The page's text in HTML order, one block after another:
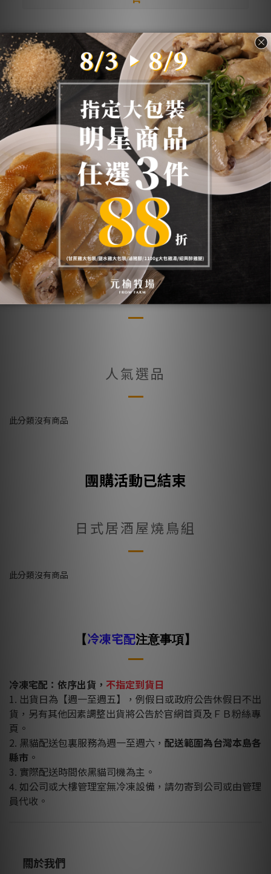
團購活動已結束
團購活動已結束
舒肥嫩雞胸任選6包$594、任選10包
$880
此分類沒有商品
團購活動已結束
人氣選品
此分類沒有商品
團購活動已結束
日式居酒屋燒鳥組
此分類沒有商品
【冷凍宅配注意事項】
冷凍宅配：依序出貨， 不指定到貨日
1. 出貨日為【週一至週五】，例假日或政府公告休假日不出
貨，另有其他因素調整出貨將公告於官網首頁及ＦＢ粉絲專
頁。
2. 黑貓配送包裏服務為週一至週六， 配送範圍為台灣本島各
縣市 。
3. 實際配送時間依黑貓司機為主。
4. 如公司或大樓管理室無冷凍設備，請勿寄到公司或由管理
員代收。
關於我們